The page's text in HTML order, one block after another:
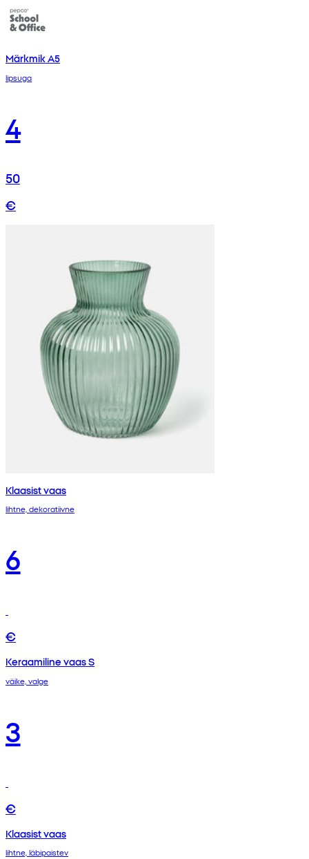
Märkmik A5
lipsuga
4
50
€
Klaasist vaas
lihtne, dekoratiivne
6
€
Keraamiline vaas S
väike, valge
3
€
Klaasist vaas
lihtne, läbipaistev